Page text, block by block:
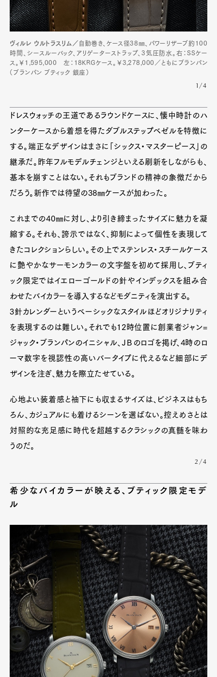
GourmetCars
ProductCultureLifestyle
Pen Membership
Magazine
Contact
Pen international Pen tw
ヴィルレ ウルトラスリム／ 自動巻き、ケース径38㎜、パワーリザーブ約100
時間、シースルーバック、アリゲーターストラップ、3気圧防水。右：SSケー
ス。￥1,595,000 左：18KRGケース。￥3,278,000／ともにブランパン
（ブランパン ブティック 銀座）
1/4
ドレスウォッチの王道であるラウンドケースに、懐中時計のハ
ンターケースから着想を得たダブルステップベゼルを特徴に
する。端正なデザインはまさに「シックス・マスターピース」の
継承だ。昨年フルモデルチェンジといえる刷新をしながらも、
基本を崩すことはない。それもブランドの精神の象徴だから
だろう。新作では待望の38㎜ケースが加わった。
これまでの40㎜に対し、より引き締まったサイズに魅力を凝
縮する。それも、誇示ではなく、抑制によって個性を表現して
きたコレクションらしい。その上でステンレス・スチールケース
に艶やかなサーモンカラーの文字盤を初めて採用し、ブティ
ック限定ではイエローゴールドの針やインデックスを組み合
わせたバイカラーを導入するなどモダニティを演出する。
3針カレンダーというベーシックなスタイルほどオリジナリティ
を表現するのは難しい。それでも12時位置に創業者ジャン=
ジャック・ブランパンのイニシャル、ＪＢのロゴを掲げ、4時のロ
ーマ数字を視認性の高いバータイプに代えるなど細部にデ
ザインを注ぎ、魅力を際立たせている。
心地よい装着感と袖下にも収まるサイズは、ビジネスはもち
ろん、カジュアルにも着けるシーンを選ばない。控えめさとは
対照的な充足感に時代を超越するクラシックの真髄を味わ
うのだ。
2/4
希少なバイカラーが映える、ブティック限定モデ
ル